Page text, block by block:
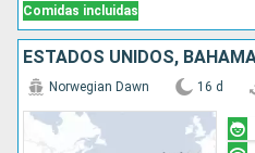
Comidas incluidas
Norwegian Dawn 16 d